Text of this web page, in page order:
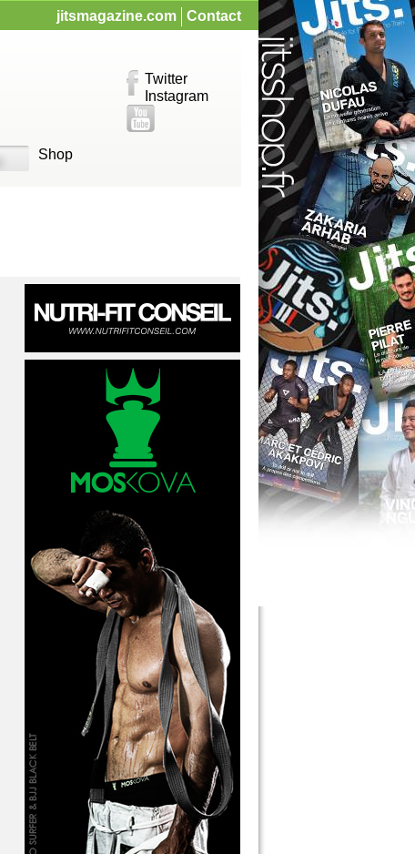
jitsmagazine.com Contact
Twitter
Instagram
Shop